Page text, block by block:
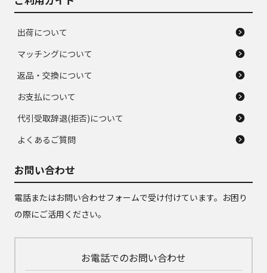
出荷について
マッチングについて
返品・交換について
お支払について
代引受取辞退(拒否)について
よくあるご質問
お問い合わせ
電話またはお問い合わせフォームで受け付けています。お困り
の際にご活用ください。
お電話でのお問い合わせ